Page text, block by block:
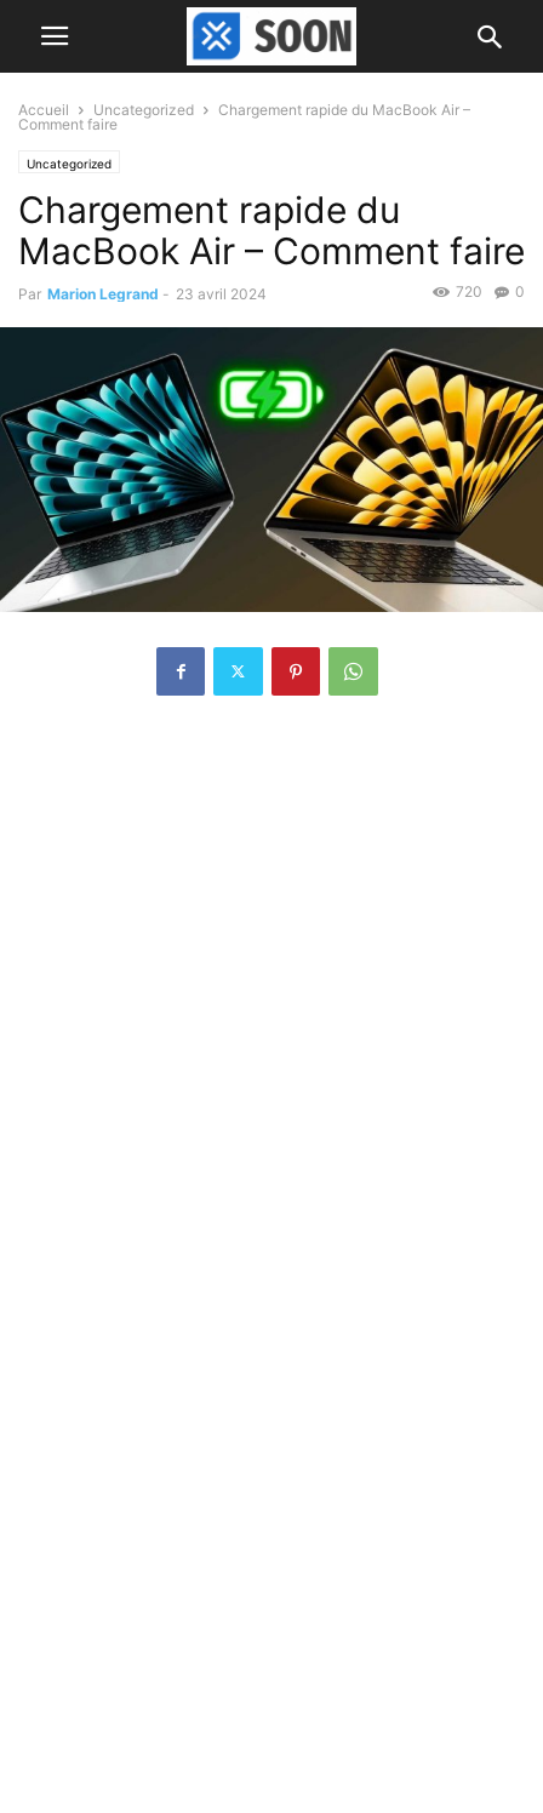
Accueil Uncategorized
Chargement rapide du MacBook Air –
Comment faire
Uncategorized
Chargement rapide du
MacBook Air – Comment faire
Par Marion Legrand - 23 avril 2024 0
720